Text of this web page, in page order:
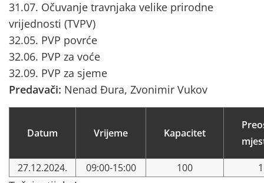
31.07. Očuvanje travnjaka velike prirodne
vrijednosti (TVPV)
32.05. PVP povrće
32.06. PVP za voće
32.09. PVP za sjeme
Predavači: Nenad Đura, Zvonimir Vukov
Datum Vrijeme Kapacitet
27.12.2024. 09:00-15:00 100